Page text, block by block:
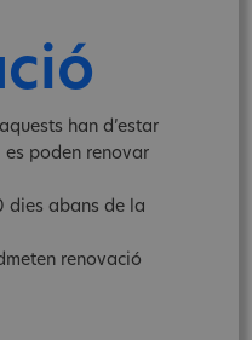
han d’estar
poden renovar
dies abans de la
renovació